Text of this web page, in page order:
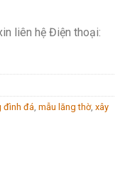
liên hệ Điện thoại:
đình đá, mẫu lăng thờ, xây